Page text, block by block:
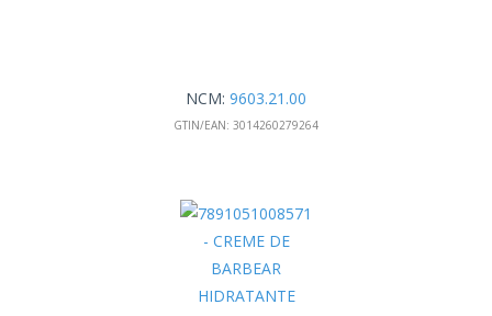
NCM: 9603.21.00
GTIN/EAN: 3014260279264